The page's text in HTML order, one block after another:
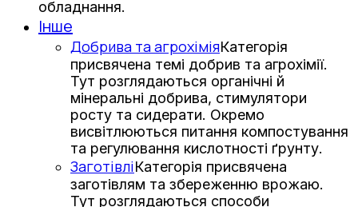
обладнання.
Інше
Добрива та агрохіміяКатегорія
присвячена темі добрив та агрохімії.
Тут розглядаються органічні й
мінеральні добрива, стимулятори
росту та сидерати. Окремо
висвітлюються питання компостування
та регулювання кислотності ґрунту.
ЗаготівліКатегорія присвячена
заготівлям та збереженню врожаю.
Тут розглядаються способи